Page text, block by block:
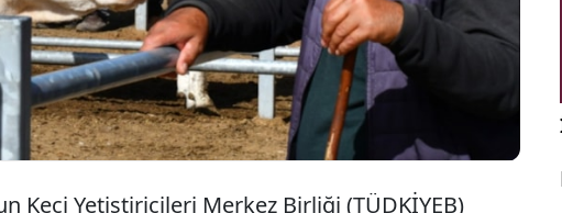
Keçi Yetiştiricileri Merkez Birliği (TÜDKİYEB)